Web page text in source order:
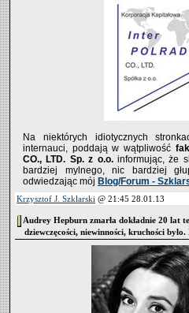
Na niektórych idiotycznych
internauci, poddają w wątpliwość
CO., LTD. Sp. z o.o.informując, że
bardziej mylnego, nic bardziej
odwiedzając mój Blog/Forum -
Krzysztof J. Szklarski @ 21:45 28.01.13
Audrey Hepburn zmarła dokładnie 20 lat
dziewczęcości, niewinności, kruchości